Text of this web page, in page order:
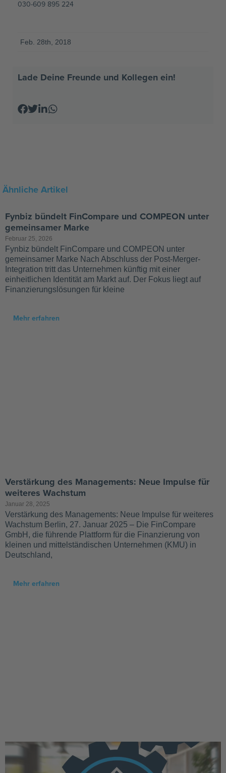
030-609 895 224
Feb. 28th, 2018
Lade Deine Freunde und Kollegen ein!
Ähnliche Artikel
Fynbiz bündelt FinCompare und COMPEON unter
gemeinsamer Marke
Februar 25, 2026
Fynbiz bündelt FinCompare und COMPEON unter
gemeinsamer Marke Nach Abschluss der Post-Merger-
Integration tritt das Unternehmen künftig mit einer
einheitlichen Identität am Markt auf. Der Fokus liegt auf
Finanzierungslösungen für kleine
Mehr erfahren
Verstärkung des Managements: Neue Impulse für
weiteres Wachstum
Januar 28, 2025
Verstärkung des Managements: Neue Impulse für weiteres
Wachstum Berlin, 27. Januar 2025 – Die FinCompare
GmbH, die führende Plattform für die Finanzierung von
kleinen und mittelständischen Unternehmen (KMU) in
Deutschland,
Mehr erfahren